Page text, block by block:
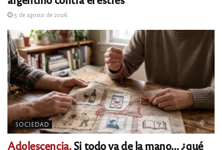
5 de agosto de 2026
SOCIEDAD
Adolescencia.Si todo va de la mano… ¿qué